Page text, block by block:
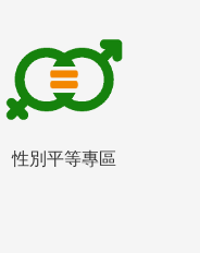
性別平等專區